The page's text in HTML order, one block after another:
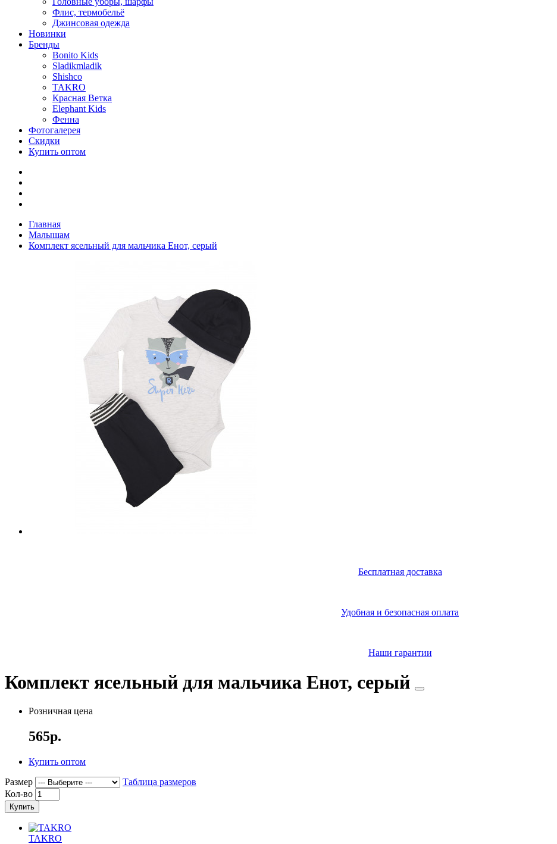
Флис, термобельё
Джинсовая одежда
Новинки
Бренды
Bonito Kids
Sladikmladik
Shishco
TAKRO
Красная Ветка
Elephant Kids
Фенна
Фотогалерея
Скидки
Купить оптом
Главная
Малышам
Комплект ясельный для мальчика Енот, серый
Бесплатная доставка
Удобная и безопасная оплата
Наши гарантии
Комплект ясельный для мальчика Енот, серый
Розничная цена
565р.
Купить оптом
Размер
Таблица размеров
Кол-во
Купить
TAKRO